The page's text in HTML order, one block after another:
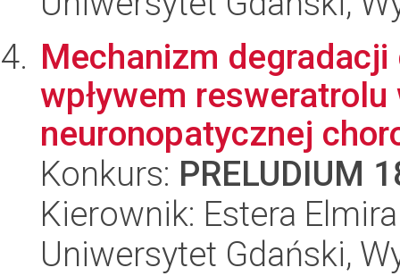
Mechanizm
wpływem
neuronopatycznej
Konkurs: PRELUDIUM
Kierownik: Estera
Uniwersytet Gdański,